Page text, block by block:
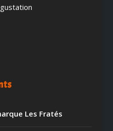
Les Fratés